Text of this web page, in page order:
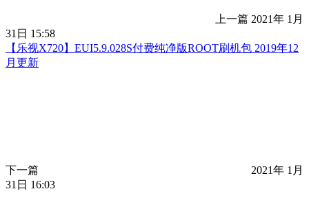
上一篇 2021年 1月
31日 15:58
【乐视X720】EUI5.9.028S付费纯净版ROOT刷机包 2019年12
月更新
下一篇
2021年 1月
31日 16:03